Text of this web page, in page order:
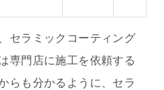
セラミックコーティング
専門店に施工を依頼する
らも分かるように、セラ